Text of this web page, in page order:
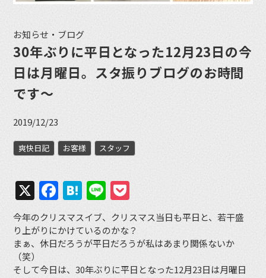
お知らせ・ブログ
30年ぶりに平日となった12月23日の今
日は月曜日。スタ振りブログのお時間
です〜
2019/12/23
爽快日記 お客様 スタッフ
X Facebook
Hatena
Line
今年のクリスマスイブ、クリスマス当日も平日と、若干盛
り上がりにかけているのかな？
まぁ、休日だろうが平日だろうが私はあまり関係ないか
（笑）
そして今日は、30年ぶりに平日となった12月23日は月曜日